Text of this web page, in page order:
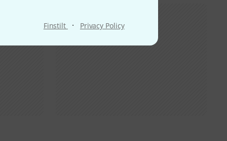
Finstilt · Privacy Policy